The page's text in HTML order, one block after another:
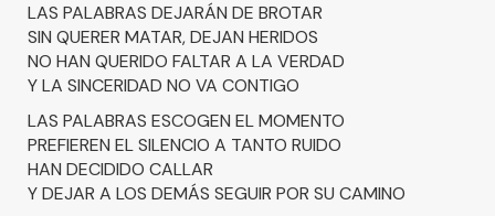
LAS PALABRAS DEJARÁN DE BROTAR
SIN QUERER MATAR, DEJAN HERIDOS
NO HAN QUERIDO FALTAR A LA VERDAD
Y LA SINCERIDAD NO VA CONTIGO
LAS PALABRAS ESCOGEN EL MOMENTO
PREFIEREN EL SILENCIO A TANTO RUIDO
HAN DECIDIDO CALLAR
Y DEJAR A LOS DEMÁS SEGUIR POR SU CAMINO